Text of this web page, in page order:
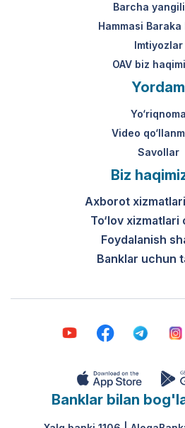
Barcha
Hammasi
Imtiyozlar
OAV biz
Yordam
Yo‘riqnoma
Video
Savollar
Biz
Axborot
To‘lov
Foydalanish
Banklar uchun
Banklar bilan